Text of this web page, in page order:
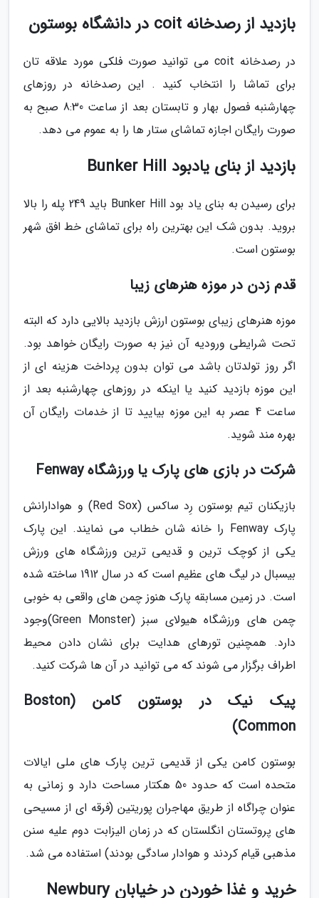
بازدید از رصدخانه coit در دانشگاه بوستون
در رصدخانه coit می توانید صورت فلکی مورد علاقه تان
برای تماشا را انتخاب کنید . این رصدخانه در روزهای
چهارشنبه فصول بهار و تابستان بعد از ساعت 8:30 صبح به
صورت رایگان اجازه تماشای ستار ها را به عموم می دهد.
بازدید از بنای یادبود Bunker Hill
برای رسیدن به بنای یاد بود Bunker Hill باید 249 پله را بالا
بروید. بدون شک این بهترین راه برای تماشای خط افق شهر
بوستون است.
قدم زدن در موزه هنرهای زیبا
موزه هنرهای زیبای بوستون ارزش بازدید بالایی دارد که البته
تحت شرایطی ورودیه آن نیز به صورت رایگان خواهد بود.
اگر روز تولدتان باشد می توان بدون پرداخت هزینه ای از
این موزه بازدید کنید یا اینکه در روزهای چهارشنبه بعد از
ساعت 4 عصر به این موزه بیایید تا از خدمات رایگان آن
بهره مند شوید.
شرکت در بازی های پارک یا ورزشگاه Fenway
بازیکنان تیم بوستون رِد ساکس (Red Sox) و هوادارانش
پارک Fenway را خانه شان خطاب می نمایند. این پارک
یکی از کوچک ترین و قدیمی ترین ورزشگاه های ورزش
بیسبال در لیگ های عظیم است که در سال 1912 ساخته شده
است. در زمین مسابقه پارک هنوز چمن های واقعی به خوبی
چمن های ورزشگاه هیولای سبز (Green Monster)وجود
دارد. همچنین تورهای هدایت برای نشان دادن محیط
اطراف برگزار می شوند که می توانید در آن ها شرکت کنید.
پیک نیک در بوستون کامن (Boston
Common)
بوستون کامن یکی از قدیمی ترین پارک های ملی ایالات
متحده است که حدود 50 هکتار مساحت دارد و زمانی به
عنوان چراگاه از طریق مهاجران پوریتین (فرقه ای از مسیحی
های پروتستان انگلستان که در زمان الیزابت دوم علیه سنن
مذهبی قیام کردند و هوادار سادگی بودند) استفاده می شد.
خرید و غذا خوردن در خیابان Newbury